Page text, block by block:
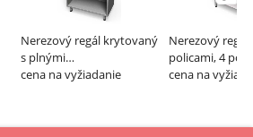
Nerezový regál krytovaný
s plnými
polohovateľnými
cena na vyžiadanie
Nerezový regál
policami, 4
cena na